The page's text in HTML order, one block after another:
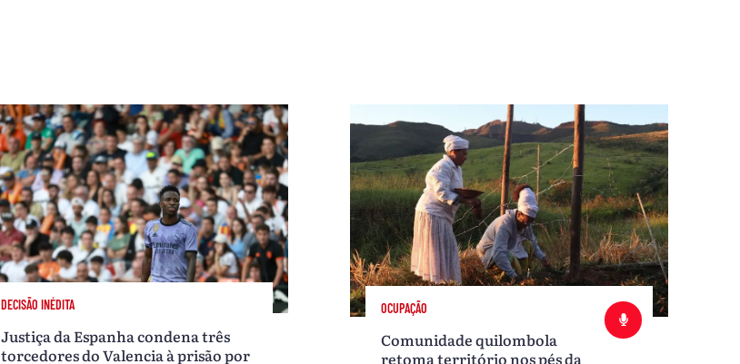
DECISÃO INÉDITA
Justiça da Espanha condena três
torcedores do Valencia à prisão por
OCUPAÇÃO
Comunidade quilombola
retoma território nos pés da